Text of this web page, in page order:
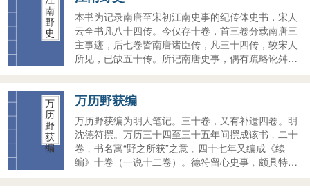
南
野
史
本书为记录南唐至宋初江南史事的纪传体史书，宋人
云全书凡八十四传。今仅存十卷，首三卷分载南唐三
主事迹，后七卷皆南唐诸臣传，凡三十四传，较宋人
所见，已缺五十传。所记南唐史事，偶有疏略讹舛，
万
历
野
获
编
万历野获编
万历野获编为明人笔记。三十卷，又有补遗四卷。明
沈德符撰。万历三十四至三十五年间撰成该书﹐二十
卷﹐书名寓“野之所获”之意﹐四十七年又编成《续
编》十卷（一说十二卷）。德符留心史事﹐颇具特